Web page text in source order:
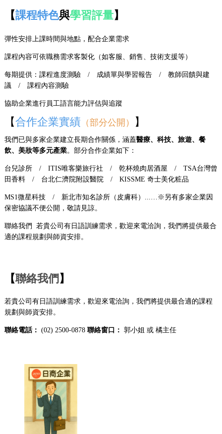
【課程特色與學習評量】
彈性安排上課時間與地點，配合企業需求
課程內容可依職務需求客製化（如客服、銷售、技術支援等）
每期提供：課程進度測驗 / 成績單與學習報告 / 教師回饋與建
議 / 課程內容測驗
協助企業進行員工語言能力評估與追蹤
【合作企業實績（部分公開） 】
我們已與多家企業建立長期合作關係，涵蓋醫療、科技、旅遊、餐
飲、美妝等多元產業。部分合作企業如下：
台兒診所 / ITIS唯客樂旅行社 / 乾杯燒肉居酒屋 / TSA台灣曾
田香料 / 台北仁濟院附設醫院 / KISSME 奇士美化粧品
MS1微星科技 / 新北市知名診所（皮膚科）...…※另有多家企業因
保密協議不便公開，敬請見諒。
聯絡我們 若貴公司有日語訓練需求，歡迎來電洽詢，我們將提供最合
適的課程規劃與師資安排。
【聯絡我們】
若貴公司有日語訓練需求，歡迎來電洽詢，我們將提供最合適的課程
規劃與師資安排。
聯絡電話： (02) 2500-0878 聯絡窗口： 郭小姐 或 橘主任